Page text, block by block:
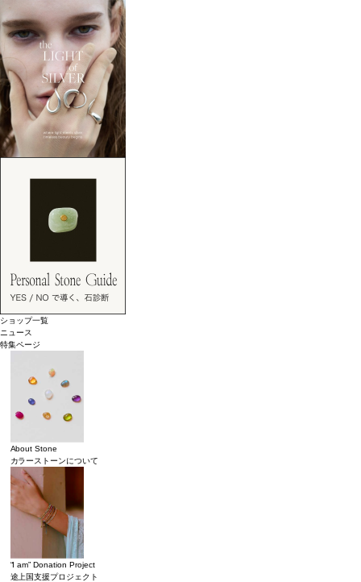
ショップ一覧
ニュース
特集ページ
About Stone
カラーストーンについて
“I am” Donation Project
途上国支援プロジェクト